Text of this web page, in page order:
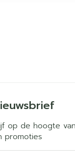
op de hoogte
promoties